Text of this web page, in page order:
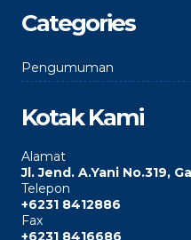
Categories
Pengumuman
Kotak Kami
Alamat
Jl. Jend. A.Yani No.319,
Telepon
+6231 8412886
Fax
+6231 8416686